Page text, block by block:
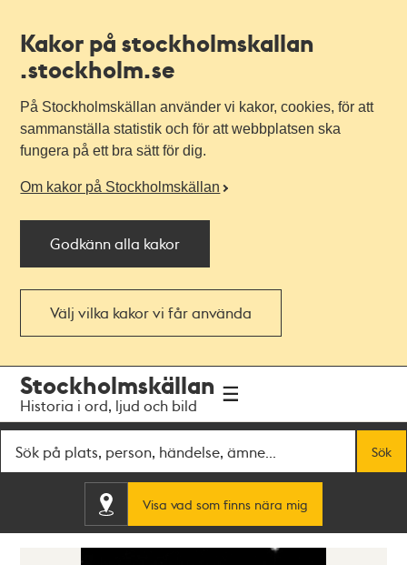
Kakor på stockholmskallan
.stockholm.se
På Stockholmskällan använder vi kakor, cookies, för att
sammanställa statistik och för att webbplatsen ska
fungera på ett bra sätt för dig.
Om kakor på Stockholmskällan
Godkänn alla kakor
Välj vilka kakor vi får använda
navigationen
huvudinnehållet
Stockholmskällan
Historia i ord, ljud och bild
Sök
Visa vad som finns nära mig